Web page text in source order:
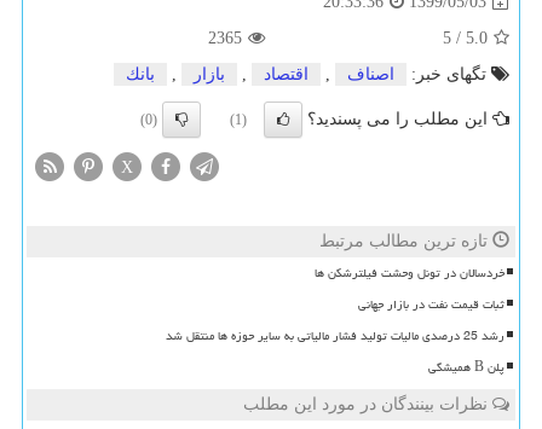
5.0
/
5
2365
تگهای خبر:
اصناف , اقتصاد , بازار , بانك
این مطلب را می پسندید؟ (1)
(0)
X
تازه ترین مطالب مرتبط
خردسالان در تونل وحشت فیلترشکن ها
ثبات قیمت نفت در بازار جهانی
رشد 25 درصدی مالیات تولید فشار مالیاتی به سایر حوزه ها منتقل شد
پلن B همیشگی
نظرات بینندگان در مورد این مطلب